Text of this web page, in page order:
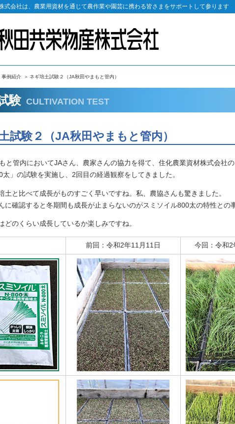
式会社は、農業用資材を通じて農作業や園芸に携わる皆さまをサポートして参ります
事例紹介 ネギ培土試験２（JA秋田やまもと管内）
験 CULTIVATION TEST
試験２（JA秋田やまもと管内）
と管内においてJAさん、農家さんの協力を得て、住化農業資材株式会社
太」の試験を実施し、2回目の経過観察をしてきました。
土と比べて成長がものすごく早いですね。私、農協さんも驚きました。
に確認すると冬期間も成長が止まらないのがスミソイル800太の特性との
どのくらい成長しているか楽しみですね。
前回：令和2年11月11日 今回：令和2